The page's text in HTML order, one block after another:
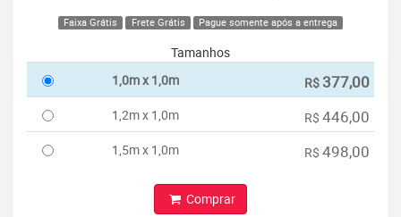
Faixa Grátis Frete Grátis Pague somente após a entrega
Tamanhos
1,0m x 1,0m
R$ 377,00
1,2m x 1,0m R$ 446,00
1,5m x 1,0m R$ 498,00
Comprar